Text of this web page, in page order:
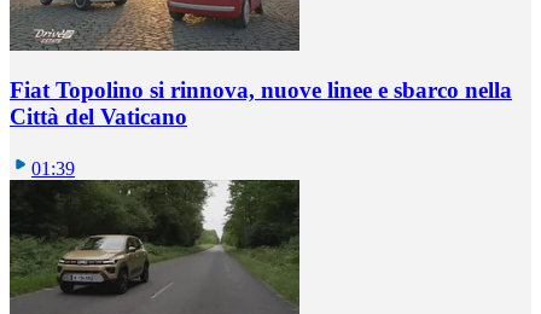
Fiat Topolino si rinnova, nuove linee e sbarco nella
Città del Vaticano
01:39